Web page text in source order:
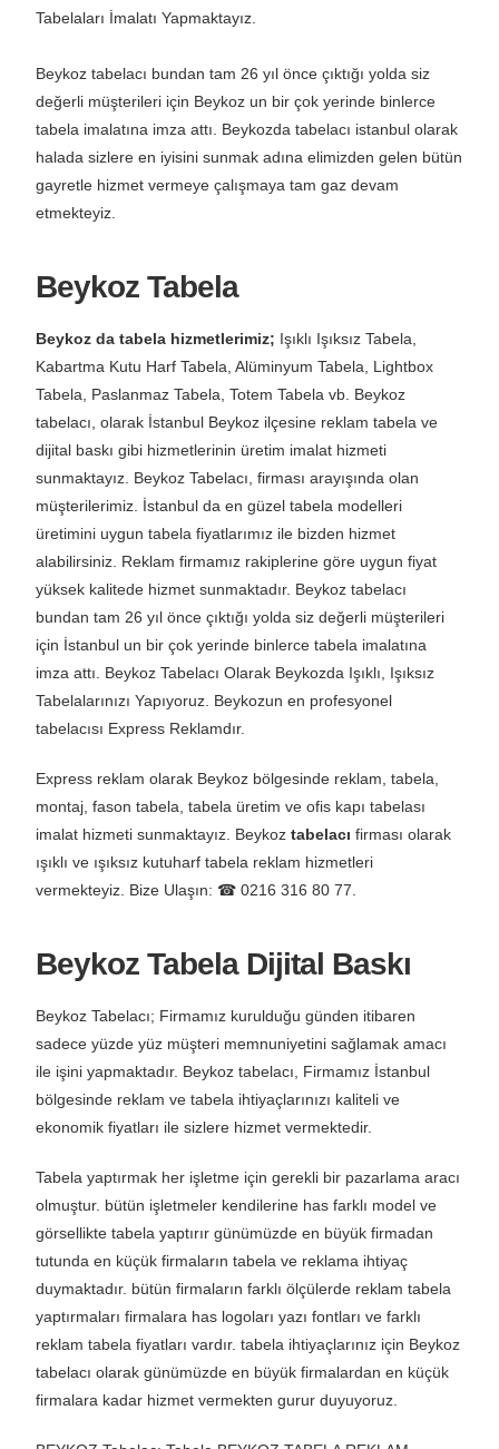
değerli müşterileri için Beykoz un bir çok yerinde binlerce
tabela imalatına imza attı. Beykozda tabelacı istanbul olarak
halada sizlere en iyisini sunmak adına elimizden gelen bütün
gayretle hizmet vermeye çalışmaya tam gaz devam
etmekteyiz.
Kabartma Kutu Harf Tabela, Alüminyum Tabela, Lightbox
Tabela, Paslanmaz Tabela, Totem Tabela vb. Beykoz
tabelacı, olarak İstanbul Beykoz ilçesine reklam tabela ve
dijital baskı gibi hizmetlerinin üretim imalat hizmeti
sunmaktayız. Beykoz Tabelacı, firması arayışında olan
müşterilerimiz. İstanbul da en güzel tabela modelleri
üretimini uygun tabela fiyatlarımız ile bizden hizmet
alabilirsiniz. Reklam firmamız rakiplerine göre uygun fiyat
yüksek kalitede hizmet sunmaktadır. Beykoz tabelacı
bundan tam 26 yıl önce çıktığı yolda siz değerli müşterileri
için İstanbul un bir çok yerinde binlerce tabela imalatına
imza attı. Beykoz Tabelacı Olarak Beykozda Işıklı, Işıksız
Tabelalarınızı Yapıyoruz. Beykozun en profesyonel
tabelacısı Express Reklamdır.
montaj, fason tabela, tabela üretim ve ofis kapı tabelası
imalat hizmeti sunmaktayız. Beykoztabelacıfirması olarak
ışıklı ve ışıksız kutuharf tabela reklam hizmetleri
vermekteyiz. Bize Ulaşın: ☎ 0216 316 80 77.
sadece yüzde yüz müşteri memnuniyetini sağlamak amacı
ile işini yapmaktadır. Beykoz tabelacı, Firmamız İstanbul
bölgesinde reklam ve tabela ihtiyaçlarınızı kaliteli ve
ekonomik fiyatları ile sizlere hizmet vermektedir.
olmuştur. bütün işletmeler kendilerine has farklı model ve
görsellikte tabela yaptırır günümüzde en büyük firmadan
tutunda en küçük firmaların tabela ve reklama ihtiyaç
duymaktadır. bütün firmaların farklı ölçülerde reklam tabela
yaptırmaları firmalara has logoları yazı fontları ve farklı
reklam tabela fiyatları vardır. tabela ihtiyaçlarınız için Beykoz
tabelacı olarak günümüzde en büyük firmalardan en küçük
firmalara kadar hizmet vermekten gurur duyuyoruz.